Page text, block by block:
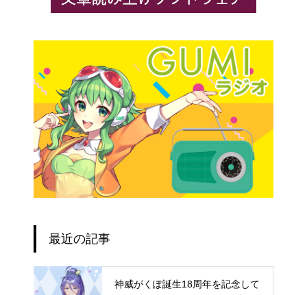
最近の記事
神威がくぽ誕生18周年を記念して